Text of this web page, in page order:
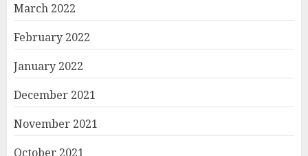
March 2022
February 2022
January 2022
December 2021
November 2021
October 2021